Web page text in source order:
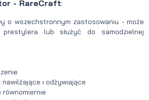
- RareCraft:
o wszechstronnym zastosowaniu - może
prestylera lub służyć do samodzielnej
nawilżające i odżywiające
równomiernie